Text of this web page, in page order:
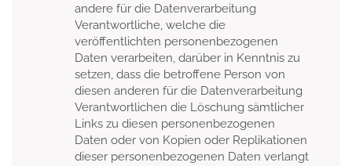
andere für die Datenverarbeitung
Verantwortliche, welche die
veröffentlichten personenbezogenen
Daten verarbeiten, darüber in Kenntnis zu
setzen, dass die betroffene Person von
diesen anderen für die Datenverarbeitung
Verantwortlichen die Löschung sämtlicher
Links zu diesen personenbezogenen
Daten oder von Kopien oder Replikationen
dieser personenbezogenen Daten verlangt